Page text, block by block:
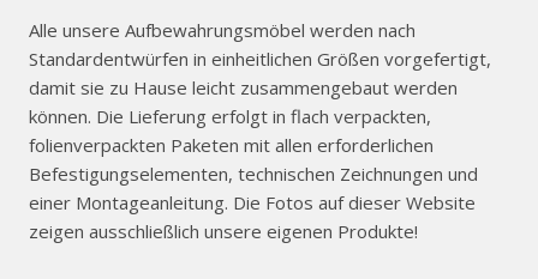
Alle unsere Aufbewahrungsmöbel werden nach
Standardentwürfen in einheitlichen Größen vorgefertigt,
damit sie zu Hause leicht zusammengebaut werden
können. Die Lieferung erfolgt in flach verpackten,
folienverpackten Paketen mit allen erforderlichen
Befestigungselementen, technischen Zeichnungen und
einer Montageanleitung. Die Fotos auf dieser Website
zeigen ausschließlich unsere eigenen Produkte!